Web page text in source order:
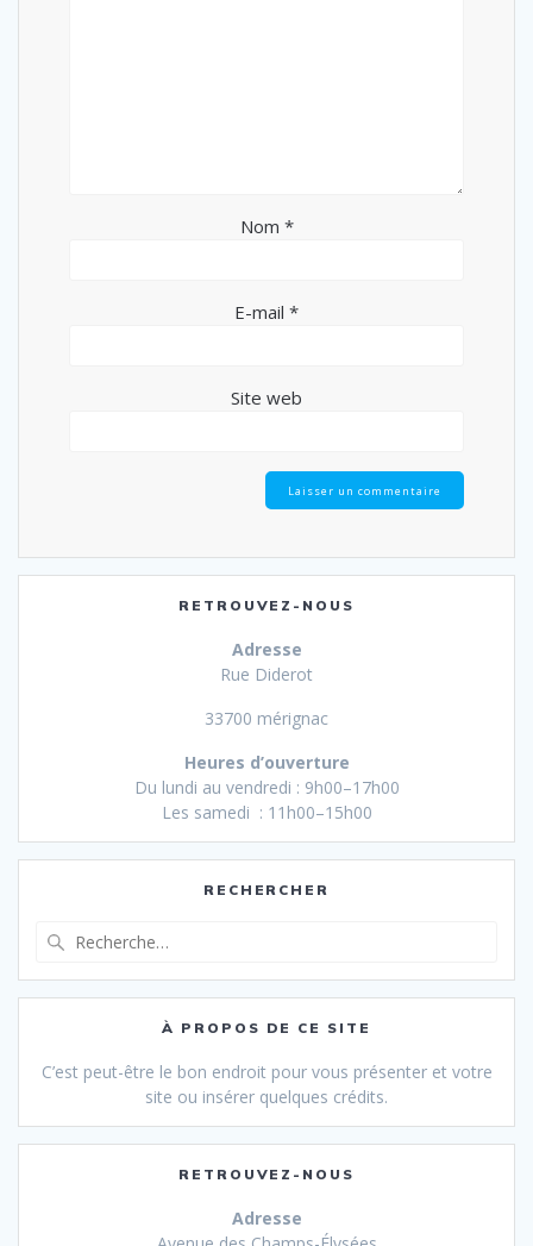
Nom *
E-mail *
Site web
RETROUVEZ-NOUS
Adresse
Rue Diderot
33700 mérignac
Heures d’ouverture
Du lundi au vendredi : 9h00–17h00
Les samedi : 11h00–15h00
RECHERCHER
:
À PROPOS DE CE SITE
C’est peut-être le bon endroit pour vous présenter et votre
site ou insérer quelques crédits.
RETROUVEZ-NOUS
Adresse